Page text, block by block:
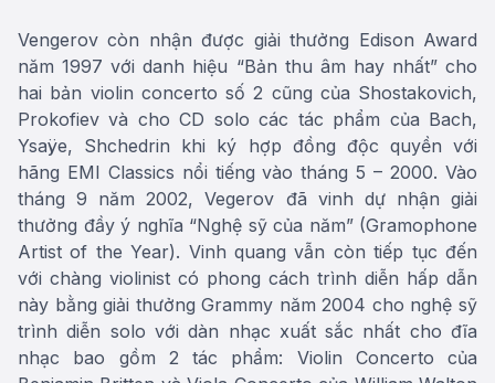
Vengerov còn nhận được giải thưởng Edison Award
năm 1997 với danh hiệu “Bản thu âm hay nhất” cho
hai bản violin concerto số 2 cũng của Shostakovich,
Prokofiev và cho CD solo các tác phẩm của Bach,
Ysaÿe, Shchedrin khi ký hợp đồng độc quyền với
hãng EMI Classics nổi tiếng vào tháng 5 – 2000. Vào
tháng 9 năm 2002, Vegerov đã vinh dự nhận giải
thưởng đầy ý nghĩa “Nghệ sỹ của năm” (Gramophone
Artist of the Year). Vinh quang vẫn còn tiếp tục đến
với chàng violinist có phong cách trình diễn hấp dẫn
này bằng giải thưởng Grammy năm 2004 cho nghệ sỹ
trình diễn solo với dàn nhạc xuất sắc nhất cho đĩa
nhạc bao gồm 2 tác phẩm: Violin Concerto của